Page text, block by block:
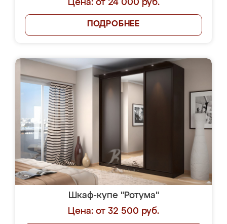
Цена: от 24 000 руб.
ПОДРОБНЕЕ
Шкаф-купе "Ротума"
Цена: от 32 500 руб.